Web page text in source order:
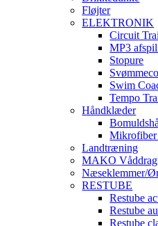
Fløjter
ELEKTRONIK
Circuit
MP3
Stopure
Swim
Tempo
Håndklæder
Landtræning
MAKO
Næseklemmer/
RESTUBE
Restube
Restube
Restube